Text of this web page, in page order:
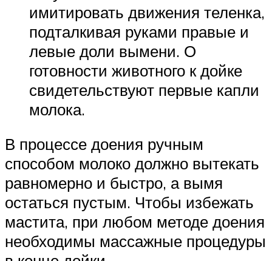
имитировать движения теленка,
подталкивая руками правые и
левые доли вымени. О
готовности животного к дойке
свидетельствуют первые капли
молока.
В процессе доения ручным
способом молоко должно вытекать
равномерно и быстро, а вымя
остаться пустым. Чтобы избежать
мастита, при любом методе доения
необходимы массажные процедуры